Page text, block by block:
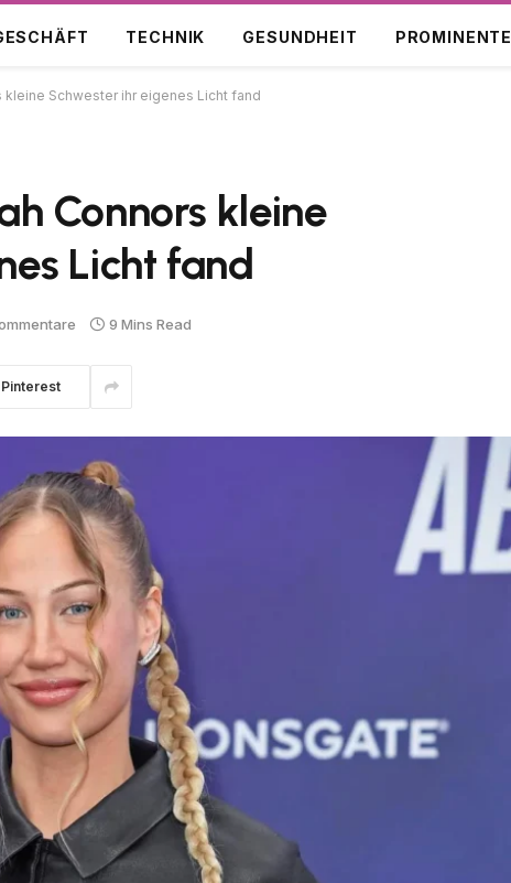
TECHNIK GESUNDHEIT PROMINENTE
kleine Schwester ihr eigenes Licht fand
Connors kleine
Licht fand
9 Mins Read
Pinterest